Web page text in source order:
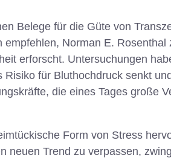
Belege für die Güte von
Norman E.
erforscht. Untersuchungen
für Bluthochdruck senkt
die eines Tages große
Form von Stress
neuen Trend zu verpassen,